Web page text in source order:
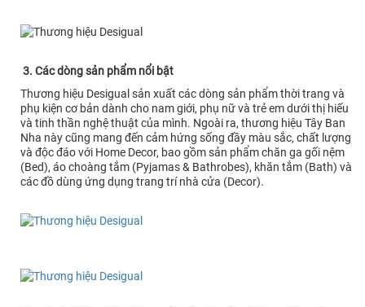
3. Các dòng sản phẩm nổi bật
Thương hiệu Desigual sản xuất các dòng sản phẩm thời trang và
phụ kiện cơ bản dành cho nam giới, phụ nữ và trẻ em dưới thị hiếu
và tinh thần nghệ thuật của mình. Ngoài ra, thương hiệu Tây Ban
Nha này cũng mang đến cảm hứng sống đầy màu sắc, chất lượng
và độc đáo với Home Decor, bao gồm sản phẩm chăn ga gối nệm
(Bed), áo choàng tắm (Pyjamas & Bathrobes), khăn tắm (Bath) và
các đồ dùng ứng dụng trang trí nhà cửa (Decor).